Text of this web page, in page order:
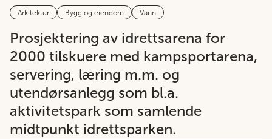
Arkitektur Bygg og eiendom Vann
Prosjektering av idrettsarena for
2000 tilskuere med kampsportarena,
servering, læring m.m. og
utendørsanlegg som bl.a.
aktivitetspark som samlende
midtpunkt idrettsparken.